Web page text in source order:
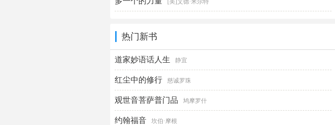
[美]艾德·米尔特
热门新书
道家妙语话人生 静宜
红尘中的修行 慈诚罗珠
观世音菩萨普门品 鸠摩罗什
约翰福音 坎伯·摩根